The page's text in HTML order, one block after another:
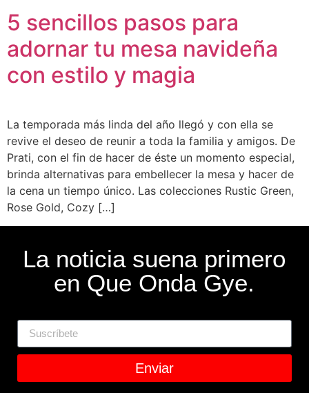
5 sencillos pasos para
adornar tu mesa navideña
con estilo y magia
La temporada más linda del año llegó y con ella se
revive el deseo de reunir a toda la familia y amigos. De
Prati, con el fin de hacer de éste un momento especial,
brinda alternativas para embellecer la mesa y hacer de
la cena un tiempo único. Las colecciones Rustic Green,
Rose Gold, Cozy […]
La noticia suena primero
en Que Onda Gye.
Enviar